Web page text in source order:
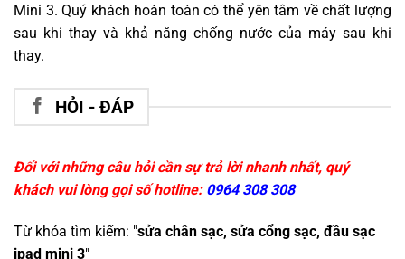
Mini 3. Quý khách hoàn toàn có thể yên tâm về chất lượng
sau khi thay và khả năng chống nước của máy sau khi
thay.
HỎI - ĐÁP
Đối với những câu hỏi cần sự trả lời nhanh nhất, quý
khách vui lòng gọi số hotline: 0964 308 308
Từ khóa tìm kiếm: "sửa chân sạc, sửa cổng sạc, đầu sạc
ipad mini 3"